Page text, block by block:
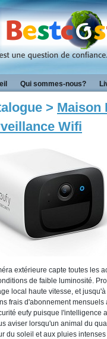
Qui sommes-nous?
> Maison
Wifi
extérieure capte toutes les
de faible luminosité.
local haute vitesse, et
frais d'abonnement
eufy puisque l'intelligence
aviser lorsqu'un animal du
du soleil et aux pluies